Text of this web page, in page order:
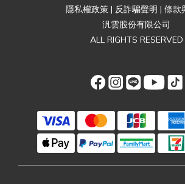
隱私權政策 | 反詐騙聲明 | 條款
汎雲股份有限公司
ALL RIGHTS RESERVED